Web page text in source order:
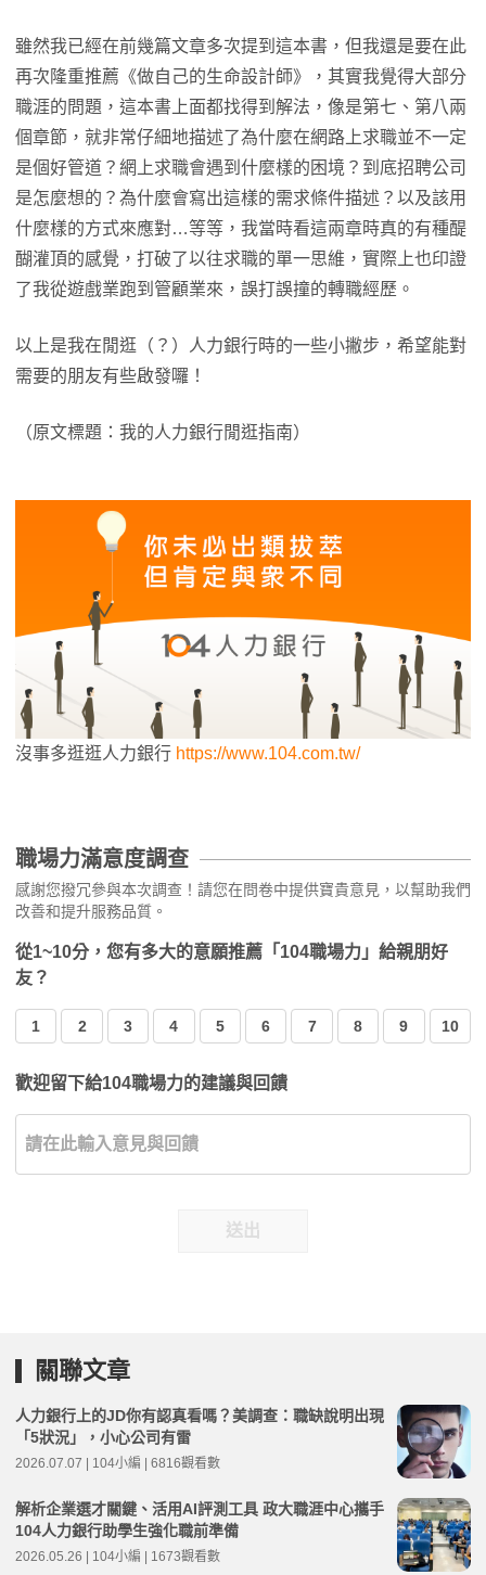
雖然我已經在前幾篇文章多次提到這本書，但我還是要在此
再次隆重推薦《做自己的生命設計師》，其實我覺得大部分
職涯的問題，這本書上面都找得到解法，像是第七、第八兩
個章節，就非常仔細地描述了為什麼在網路上求職並不一定
是個好管道？網上求職會遇到什麼樣的困境？到底招聘公司
是怎麼想的？為什麼會寫出這樣的需求條件描述？以及該用
什麼樣的方式來應對…等等，我當時看這兩章時真的有種醍
醐灌頂的感覺，打破了以往求職的單一思維，實際上也印證
了我從遊戲業跑到管顧業來，誤打誤撞的轉職經歷。
以上是我在閒逛（？）人力銀行時的一些小撇步，希望能對
需要的朋友有些啟發囉！
（原文標題：我的人力銀行閒逛指南）
沒事多逛逛人力銀行 https://www.104.com.tw/
職場力滿意度調查
感謝您撥冗參與本次調查！請您在問卷中提供寶貴意見，以幫助我們
改善和提升服務品質。
從1~10分，您有多大的意願推薦「104職場力」給親朋好
友？
1 2 3 4 5 6 7 8 9 10
歡迎留下給104職場力的建議與回饋
送出
關聯文章
人力銀行上的JD你有認真看嗎？美調查：職缺說明出現
「5狀況」，小心公司有雷
2026.07.07 | 104小編 | 6816觀看數
解析企業選才關鍵、活用AI評測工具 政大職涯中心攜手
104人力銀行助學生強化職前準備
2026.05.26 | 104小編 | 1673觀看數